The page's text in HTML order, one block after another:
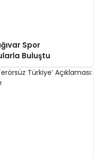
Spor
Buluştu